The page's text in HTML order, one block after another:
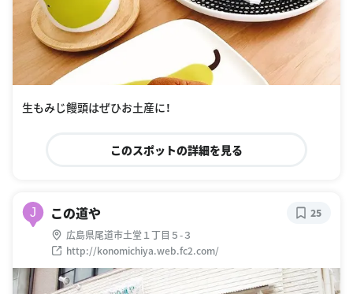
生もみじ饅頭はぜひお土産に！
このスポットの詳細を見る
J この道や
広島県尾道市土堂１丁目５-３
http://konomichiya.web.fc2.com/
25